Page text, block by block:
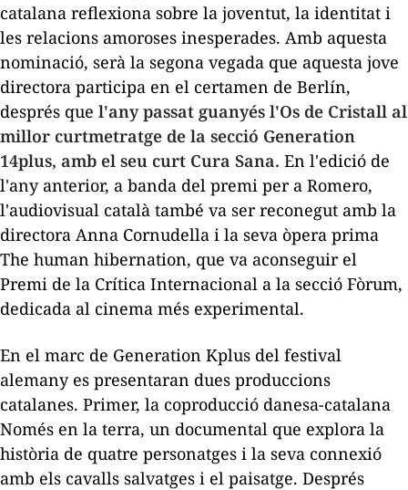
catalana reflexiona sobre la joventut, la identitat i
les relacions amoroses inesperades. Amb aquesta
nominació, serà la segona vegada que aquesta jove
directora participa en el certamen de Berlín,
després que l'any passat guanyés l'Os de Cristall al
millor curtmetratge de la secció Generation
14plus, amb el seu curt Cura Sana. En l'edició de
l'any anterior, a banda del premi per a Romero,
l'audiovisual català també va ser reconegut amb la
directora Anna Cornudella i la seva òpera prima
The human hibernation, que va aconseguir el
Premi de la Crítica Internacional a la secció Fòrum,
dedicada al cinema més experimental.
En el marc de Generation Kplus del festival
alemany es presentaran dues produccions
catalanes. Primer, la coproducció danesa-catalana
Només en la terra, un documental que explora la
història de quatre personatges i la seva connexió
amb els cavalls salvatges i el paisatge. Després